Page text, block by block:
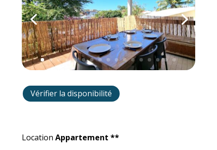
Vérifier la disponibilité
Location Appartement **